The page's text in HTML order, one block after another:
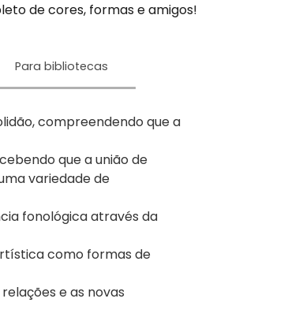
de cores, formas e amigos!
Para bibliotecas
compreendendo que a
que a união de
variedade de
fonológica através da
como formas de
e as novas